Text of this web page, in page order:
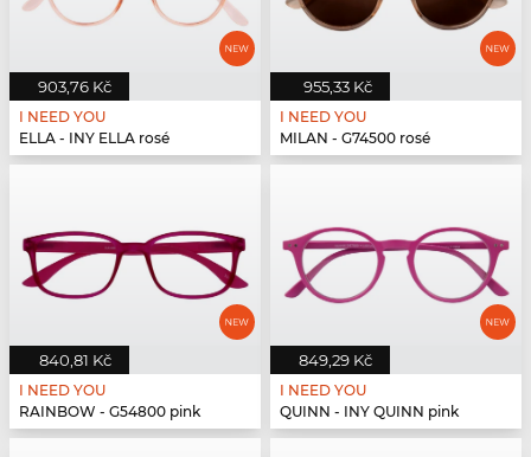
903,76 Kč
I NEED YOU
ELLA - INY ELLA rosé
955,33 Kč
I NEED YOU
MILAN - G74500 rosé
840,81 Kč
I NEED YOU
RAINBOW - G54800 pink
849,29 Kč
I NEED YOU
QUINN - INY QUINN pink